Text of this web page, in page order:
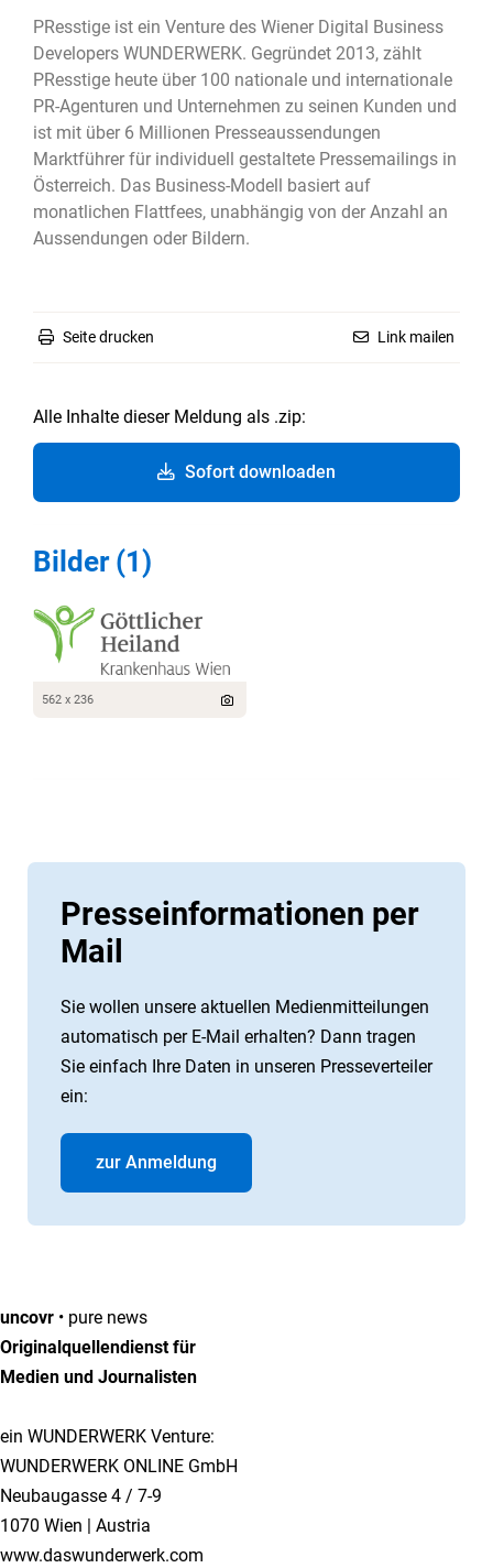
PResstige ist ein Venture des Wiener Digital Business
Developers WUNDERWERK. Gegründet 2013, zählt
PResstige heute über 100 nationale und internationale
PR-Agenturen und Unternehmen zu seinen Kunden und
ist mit über 6 Millionen Presseaussendungen
Marktführer für individuell gestaltete Pressemailings in
Österreich. Das Business-Modell basiert auf
monatlichen Flattfees, unabhängig von der Anzahl an
Aussendungen oder Bildern.
Seite drucken Link mailen
Alle Inhalte dieser Meldung als .zip:
Sofort downloaden
Bilder (1)
562 x 236
Presseinformationen per
Mail
Sie wollen unsere aktuellen Medienmitteilungen
automatisch per E-Mail erhalten? Dann tragen
Sie einfach Ihre Daten in unseren Presseverteiler
ein:
zur Anmeldung
uncovr • pure news
Originalquellendienst für
Medien und Journalisten
ein WUNDERWERK Venture:
WUNDERWERK ONLINE GmbH
Neubaugasse 4 / 7-9
1070 Wien | Austria
www.daswunderwerk.com